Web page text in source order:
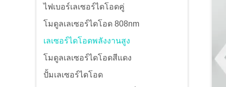
ไฟเบอร์เลเซอร์ไดโอดคู่
โมดูลเลเซอร์ไดโอด 808nm
เลเซอร์ไดโอดพลังงานสูง
โมดูลเลเซอร์ไดโอดสีแดง
ปั้มเลเซอร์ไดโอด